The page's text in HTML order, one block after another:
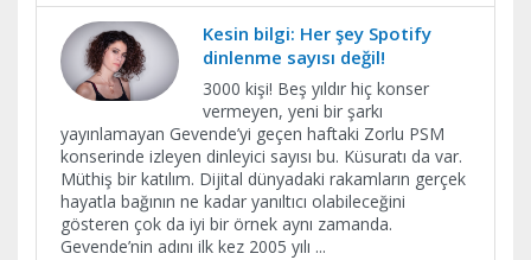
Kesin bilgi: Her şey Spotify
dinlenme sayısı değil!
3000 kişi! Beş yıldır hiç konser
vermeyen, yeni bir şarkı
yayınlamayan Gevende’yi geçen haftaki Zorlu PSM
konserinde izleyen dinleyici sayısı bu. Küsuratı da var.
Müthiş bir katılım. Dijital dünyadaki rakamların gerçek
hayatla bağının ne kadar yanıltıcı olabileceğini
gösteren çok da iyi bir örnek aynı zamanda.
Gevende’nin adını ilk kez 2005 yılı ...